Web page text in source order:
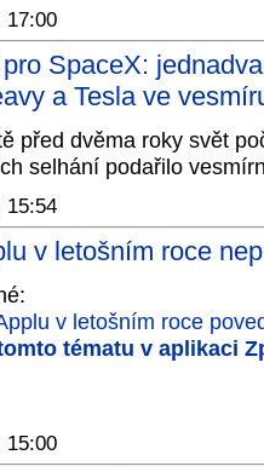
17:00
SpaceX:
a Tesla ve
před dvěma roky svět
selhání podařilo
15:54
v letošním roce
v letošním roce
tématu v aplikaci
15:00